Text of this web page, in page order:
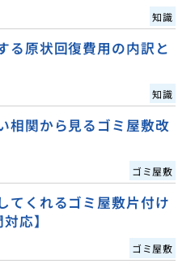
知識
る原状回復費用の内訳と
知識
相関から見るゴミ屋敷改
ゴミ屋敷
てくれるゴミ屋敷片付け
応】
ゴミ屋敷